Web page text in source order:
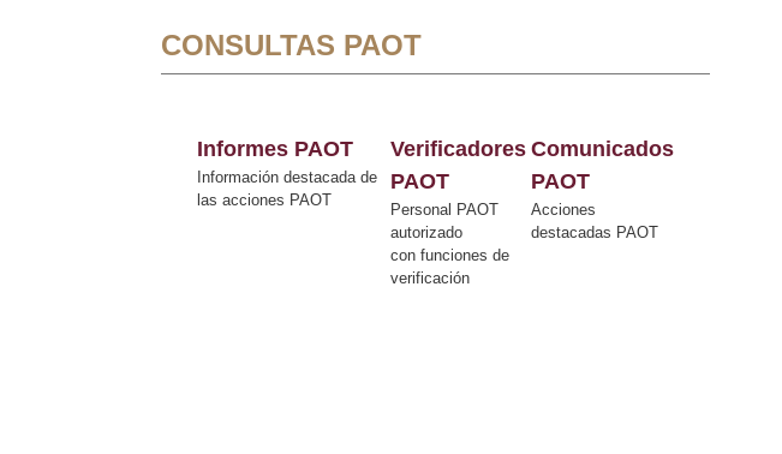
CONSULTAS PAOT
Informes PAOT
Información destacada de
las acciones PAOT
Verificadores
PAOT
Personal PAOT
autorizado
con funciones de
verificación
Comunicados
PAOT
Acciones
destacadas PAOT